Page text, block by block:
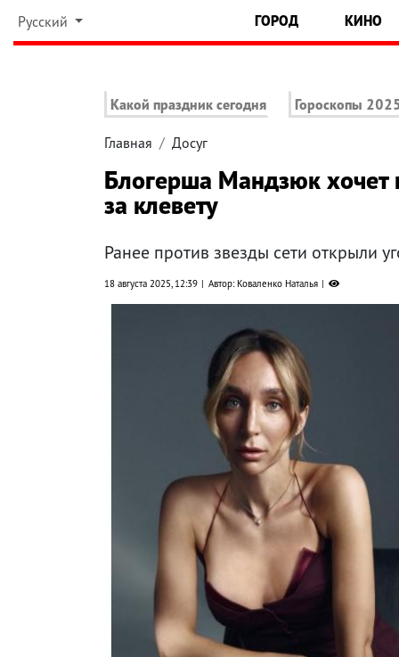
Русский ГОРОД КИНО
Какой праздник сегодня Гороскопы
Главная Досуг
Блогерша Мандзюк хочет
за клевету
Ранее против звезды сети открыли
18 августа 2025, 12:39 Автор: Коваленко Наталья